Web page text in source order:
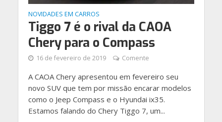
NOVIDADES EM CARROS
Tiggo 7 é o rival da CAOA
Chery para o Compass
16 de fevereiro de 2019 Comente
A CAOA Chery apresentou em fevereiro seu
novo SUV que tem por missão encarar modelos
como o Jeep Compass e o Hyundai ix35.
Estamos falando do Chery Tiggo 7, um...